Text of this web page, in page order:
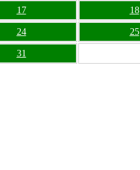
17 18
24 25
31